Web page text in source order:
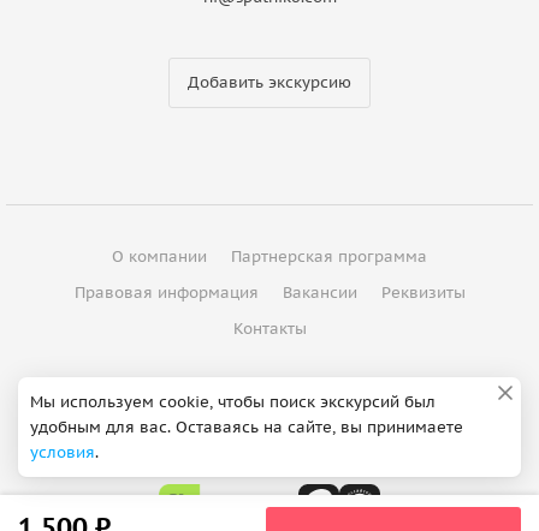
Добавить экскурсию
О компании
Партнерская программа
Правовая информация
Вакансии
Реквизиты
Контакты
© 2012 - 2026 ООО "Спутник"
Сделано в Петербурге
Мы используем cookie, чтобы поиск экскурсий был
удобным для вас. Оставаясь на сайте, вы принимаете
условия.